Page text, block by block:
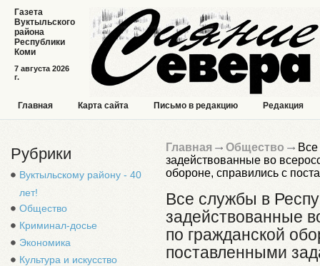
7 августа 2026
г.
Газета
Вуктыльского
района
Республики
Коми
Главная Карта сайта Письмо в редакцию Редакция
Рубрики
Вуктыльскому району - 40
лет!
Общество
Криминал-досье
Экономика
Культура и искусство
Главная Общество
задействованные во
обороне, справились с
Все службы в
задействованные
по гражданской
поставленными